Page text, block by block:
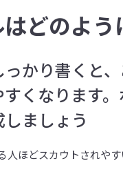
どのよ
かり書くと
くなります
ましょう
人ほどスカウトされや